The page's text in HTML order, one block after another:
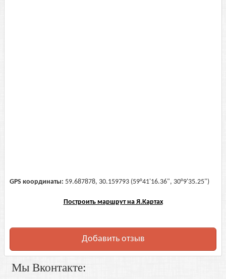
GPS координаты: 59.687878, 30.159793 (59°41'16.36", 30°9'35.25")
Построить маршрут на Я.Картах
Добавить отзыв
Мы Вконтакте: